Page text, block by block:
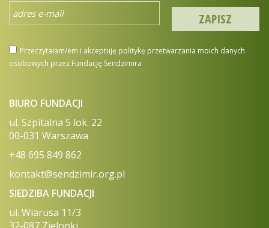
Przeczytałam/em i akceptuję politykę przetwarzania moich danych
osobowych przez Fundację Sendzimira
BIURO FUNDACJI
ul. Szpitalna 5 lok. 22
00-031 Warszawa
+48 695 849 862
kontakt@sendzimir.org.pl
SIEDZIBA FUNDACJI
ul. Wiarusa 11/3